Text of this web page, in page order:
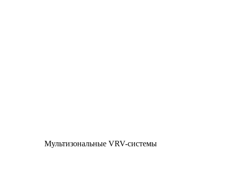
Мультизональные VRV-системы